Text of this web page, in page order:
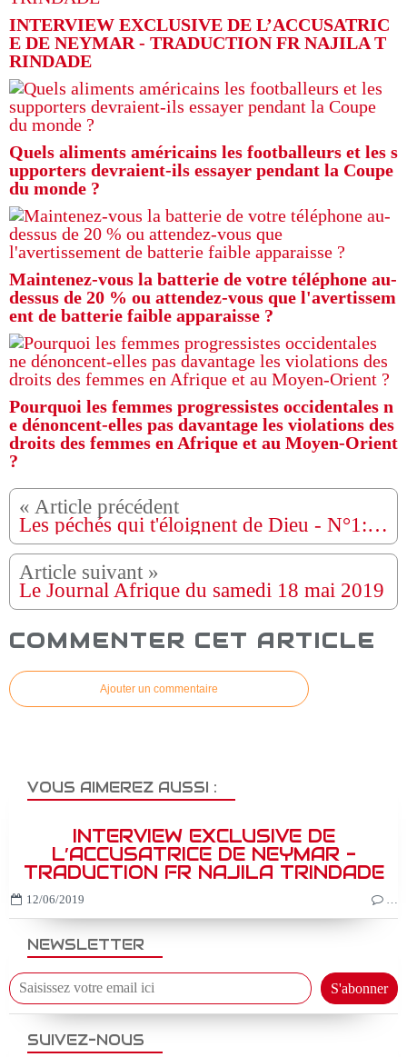
INTERVIEW EXCLUSIVE DE L’ACCUSATRIC
E DE NEYMAR - TRADUCTION FR NAJILA T
RINDADE
Quels aliments américains les footballeurs et les s
upporters devraient-ils essayer pendant la Coupe
du monde ?
Maintenez-vous la batterie de votre téléphone au-
dessus de 20 % ou attendez-vous que l'avertissem
ent de batterie faible apparaisse ?
Pourquoi les femmes progressistes occidentales n
e dénoncent-elles pas davantage les violations des
droits des femmes en Afrique et au Moyen-Orient
?
Les péchés qui t'éloignent de Dieu - N°1: L'immoralité sexuelle
Le Journal Afrique du samedi 18 mai 2019
COMMENTER CET ARTICLE
Ajouter un commentaire
NEWSLETTER
SUIVEZ-NOUS
VOUS AIMEREZ AUSSI :
INTERVIEW EXCLUSIVE DE
L’ACCUSATRICE DE NEYMAR -
TRADUCTION FR NAJILA TRINDADE
12/06/2019